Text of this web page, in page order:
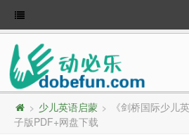
> 少儿英语启蒙 >
《剑桥国际少儿
子版PDF+网盘下载